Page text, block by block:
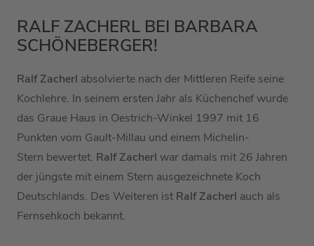
RALF ZACHERL BEI BARBARA
SCHÖNEBERGER!
Ralf Zacherl absolvierte nach der Mittleren Reife seine
Kochlehre. In seinem ersten Jahr als Küchenchef wurde
das Graue Haus in Oestrich-Winkel 1997 mit 16
Punkten vom Gault-Millau und einem Michelin-
Stern bewertet. Ralf Zacherl war damals mit 26 Jahren
der jüngste mit einem Stern ausgezeichnete Koch
Deutschlands. Des Weiteren ist Ralf Zacherl auch als
Fernsehkoch bekannt.